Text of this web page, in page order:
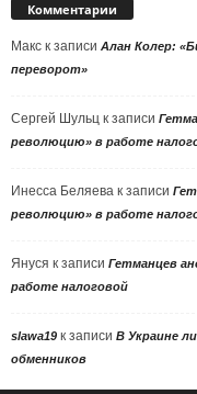
Комментарии
Макс к записи Алан Колер:
переворот»
Сергей Шульц к записи
революцию» в работе
Инесса Беляева к записи
революцию» в работе
Януся к записи Гетманцев
работе налоговой
slawa19 к записи В Украине
обменников